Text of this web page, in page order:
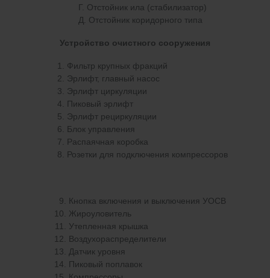
Г. Отстойник ила (стабилизатор)
Д. Отстойник коридорного типа
Устройство очистного сооружения
Фильтр крупных фракций
Эрлифт, главный насос
Эрлифт циркуляции
Пиковый эрлифт
Эрлифт рециркуляции
Блок управления
Распаячная коробка
Розетки для подключения компрессоров
Кнопка включения и выключения УОСВ
Жироуловитель
Утепленная крышка
Воздухораспределители
Датчик уровня
Пиковый поплавок